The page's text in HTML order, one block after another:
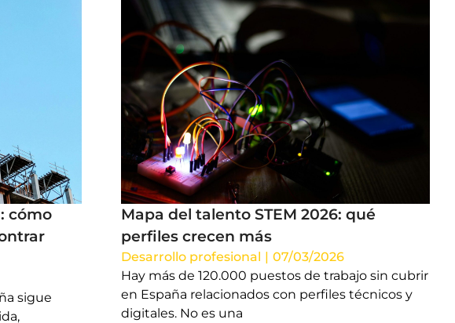
cómo
sigue
Mapa del talento STEM 2026: qué
perfiles crecen más
Desarrollo profesional | 07/03/2026
Hay más de 120.000 puestos de trabajo sin cubrir
en España relacionados con perfiles técnicos y
digitales. No es una